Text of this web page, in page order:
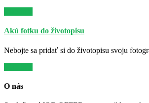
Akú fotku do životopisu
Nebojte sa pridať si do životopisu svoju
O nás